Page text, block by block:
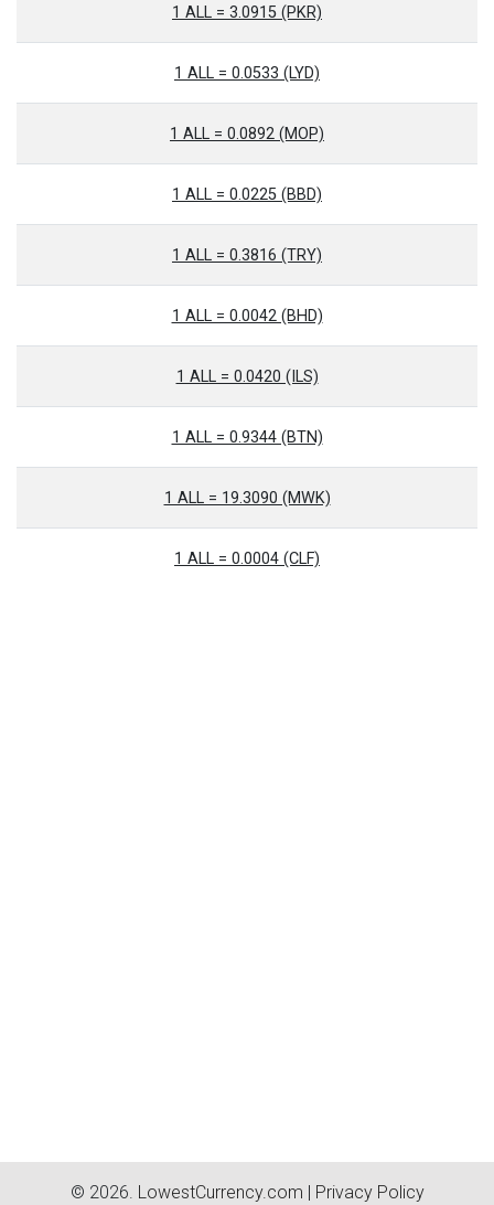
1 ALL = 3.0915 (PKR)
1 ALL = 0.0533 (LYD)
1 ALL = 0.0892 (MOP)
1 ALL = 0.0225 (BBD)
1 ALL = 0.3816 (TRY)
1 ALL = 0.0042 (BHD)
1 ALL = 0.0420 (ILS)
1 ALL = 0.9344 (BTN)
1 ALL = 19.3090 (MWK)
1 ALL = 0.0004 (CLF)
© 2026. LowestCurrency.com | Privacy Policy